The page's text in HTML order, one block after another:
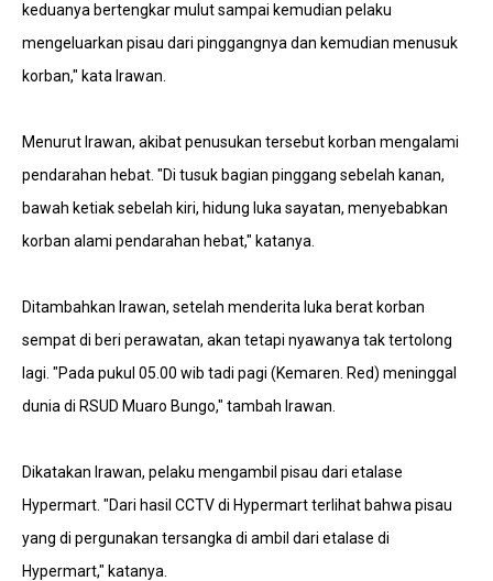
keduanya bertengkar mulut sampai kemudian pelaku
mengeluarkan pisau dari pinggangnya dan kemudian menusuk
korban," kata Irawan.
Menurut Irawan, akibat penusukan tersebut korban mengalami
pendarahan hebat. "Di tusuk bagian pinggang sebelah kanan,
bawah ketiak sebelah kiri, hidung luka sayatan, menyebabkan
korban alami pendarahan hebat," katanya.
Ditambahkan Irawan, setelah menderita luka berat korban
sempat di beri perawatan, akan tetapi nyawanya tak tertolong
lagi. "Pada pukul 05.00 wib tadi pagi (Kemaren. Red) meninggal
dunia di RSUD Muaro Bungo," tambah Irawan.
Dikatakan Irawan, pelaku mengambil pisau dari etalase
Hypermart. "Dari hasil CCTV di Hypermart terlihat bahwa pisau
yang di pergunakan tersangka di ambil dari etalase di
Hypermart," katanya.